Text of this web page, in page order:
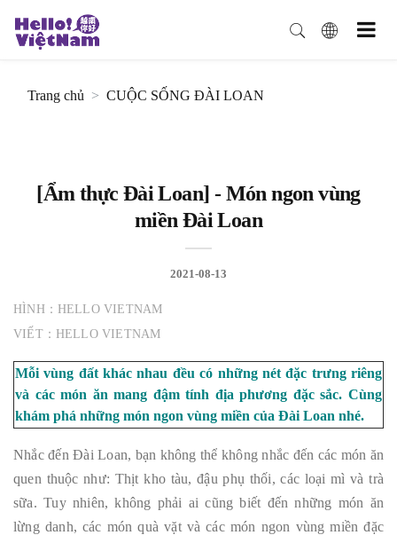
Trang chủ CUỘC SỐNG ĐÀI LOAN
[Ẩm thực Đài Loan] - Món ngon vùng
miền Đài Loan
2021-08-13
HÌNH：HELLO VIETNAM
VIẾT：HELLO VIETNAM
Mỗi vùng đất khác nhau đều có những nét đặc trưng riêng
và các món ăn mang đậm tính địa phương đặc sắc. Cùng
khám phá những món ngon vùng miền của Đài Loan nhé.
Nhắc đến Đài Loan, bạn không thể không nhắc đến các món ăn
quen thuộc như: Thịt kho tàu, đậu phụ thối, các loại mì và trà
sữa. Tuy nhiên, không phải ai cũng biết đến những món ăn
lừng danh, các món quà vặt và các món ngon vùng miền đặc